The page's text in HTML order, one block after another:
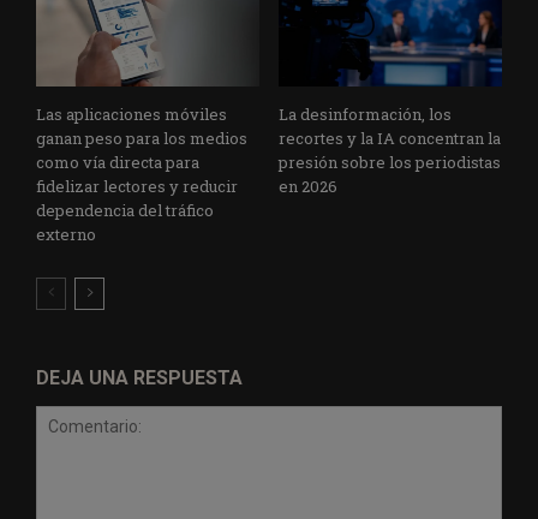
Las aplicaciones móviles
ganan peso para los medios
como vía directa para
fidelizar lectores y reducir
dependencia del tráfico
externo
La desinformación, los
recortes y la IA concentran la
presión sobre los periodistas
en 2026
DEJA UNA RESPUESTA